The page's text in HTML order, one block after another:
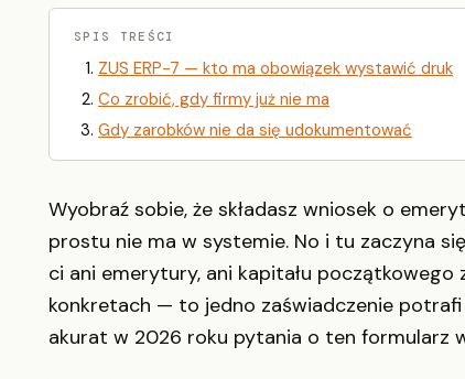
SPIS TREŚCI
ZUS ERP-7 — kto ma obowiązek wystawić druk
Co zrobić, gdy firmy już nie ma
Gdy zarobków nie da się udokumentować
Wyobraź sobie, że składasz wniosek o
prostu nie ma w systemie. No i tu zaczyna
ci ani emerytury, ani kapitału
konkretach — to jedno zaświadczenie
akurat w 2026 roku pytania o ten formularz